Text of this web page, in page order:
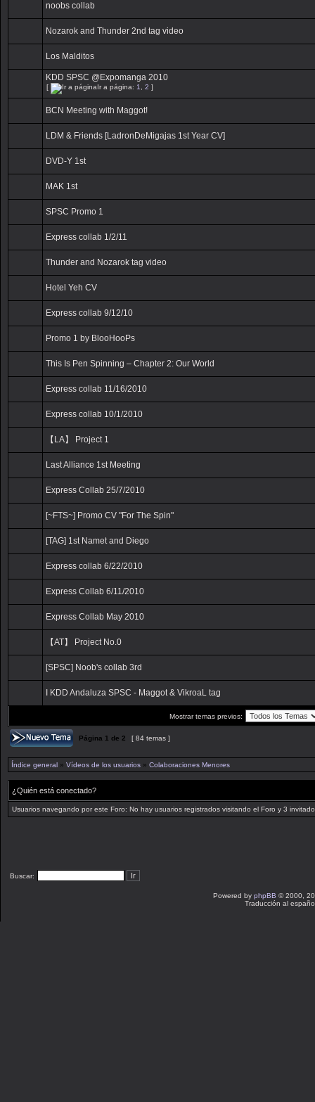
noobs collab
Nozarok and Thunder 2nd tag video
Los Malditos
KDD SPSC @Expomanga 2010
[ Ir a página: 1 2 ]
BCN Meeting with Maggot!
LDM & Friends [LadronDeMigajas 1st Year CV]
DVD-Y 1st
MAK 1st
SPSC Promo 1
Express collab 1/2/11
Thunder and Nozarok tag video
Hotel Yeh CV
Express collab 9/12/10
Promo 1 by BlooHooPs
This Is Pen Spinning – Chapter 2: Our World
Express collab 11/16/2010
Express collab 10/1/2010
【LA】 Project 1
Last Alliance 1st Meeting
Express Collab 25/7/2010
[~FTS~] Promo CV "For The Spin"
[TAG] 1st Namet and Diego
Express collab 6/22/2010
Express Collab 6/11/2010
Express Collab May 2010
【AT】 Project No.0
[SPSC] Noob's collab 3rd
I KDD Andaluza SPSC - Maggot & VikroaL tag
Mostrar temas previos:
Página 1 de 2 [ 84 temas ]
Índice general » Vídeos de los usuarios » Colaboraciones Menores
¿Quién está conectado?
Usuarios navegando por este Foro: No hay usuarios registrados visitando el Foro y 3
Buscar:
Powered by phpBB © 2000,
Traducción al